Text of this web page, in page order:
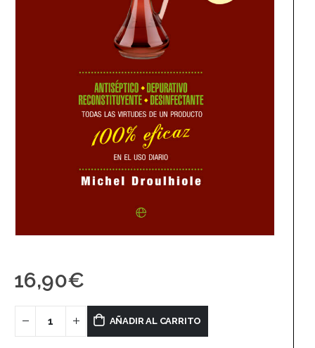
16,90€
AÑADIR AL CARRITO